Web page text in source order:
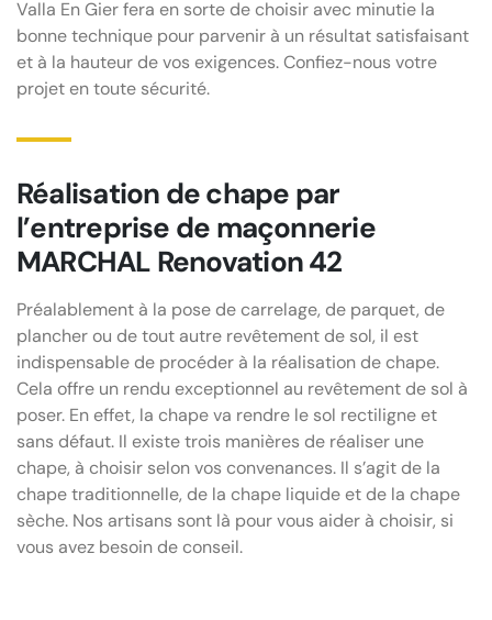
Valla En Gier fera en sorte de choisir avec minutie la
bonne technique pour parvenir à un résultat satisfaisant
et à la hauteur de vos exigences. Confiez-nous votre
projet en toute sécurité.
Réalisation de chape par
l’entreprise de maçonnerie
MARCHAL Renovation 42
Préalablement à la pose de carrelage, de parquet, de
plancher ou de tout autre revêtement de sol, il est
indispensable de procéder à la réalisation de chape.
Cela offre un rendu exceptionnel au revêtement de sol à
poser. En effet, la chape va rendre le sol rectiligne et
sans défaut. Il existe trois manières de réaliser une
chape, à choisir selon vos convenances. Il s’agit de la
chape traditionnelle, de la chape liquide et de la chape
sèche. Nos artisans sont là pour vous aider à choisir, si
vous avez besoin de conseil.